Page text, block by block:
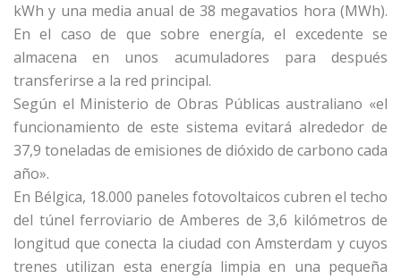
kWh y una media anual de 38 megavatios hora (MWh).
En el caso de que sobre energía, el excedente se
almacena en unos acumuladores para después
transferirse a la red principal.
Según el Ministerio de Obras Públicas australiano «el
funcionamiento de este sistema evitará alrededor de
37,9 toneladas de emisiones de dióxido de carbono cada
año».
En Bélgica, 18.000 paneles fotovoltaicos cubren el techo
del túnel ferroviario de Amberes de 3,6 kilómetros de
longitud que conecta la ciudad con Amsterdam y cuyos
trenes utilizan esta energía limpia en una pequeña